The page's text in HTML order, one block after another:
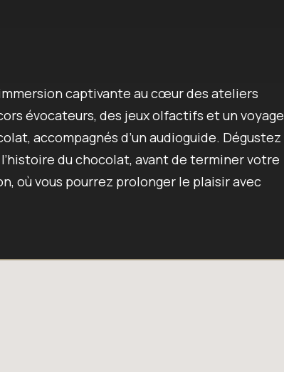
captivante au cœur des ateliers
évocateurs, des jeux olfactifs et un voyage
accompagnés d’un audioguide. Dégustez
du chocolat, avant de terminer votre
où vous pourrez prolonger le plaisir avec